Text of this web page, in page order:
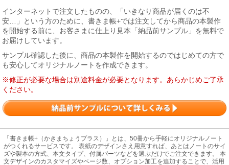
インターネットで注文したものの、「いきなり商品が届くのは不
安…」という方のために、書きま帳+では注文してから商品の本製作
を開始する前に、お客さまに仕上り見本「納品前サンプル」を無料で
お届けしています。
サンプル確認した後に、商品の本製作を開始するのではじめての方で
も安心してオリジナルノートを作成できます。
※修正が必要な場合は別途料金が必要となります。あらかじめご了承
ください。
「書きま帳+（かきまちょうプラス）」とは、50冊から手軽にオリジナルノート
がつくれるサービスです。 表紙のデザインさえ用意すれば、あとはノートのサイ
ズや製本の方式、本文タイプ、付属パーツなどを選ぶだけでご注文できます。 本
文デザインのカスタマイズやページ数、オプション加工を追加することで、活用